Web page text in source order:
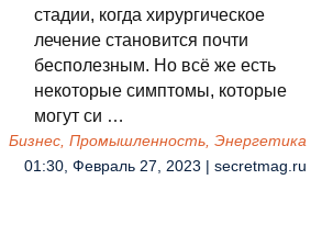
стадии, когда хирургическое
лечение становится почти
бесполезным. Но всё же есть
некоторые симптомы, которые
могут си …
Бизнес, Промышленность, Энергетика
01:30, Февраль 27, 2023 | secretmag.ru